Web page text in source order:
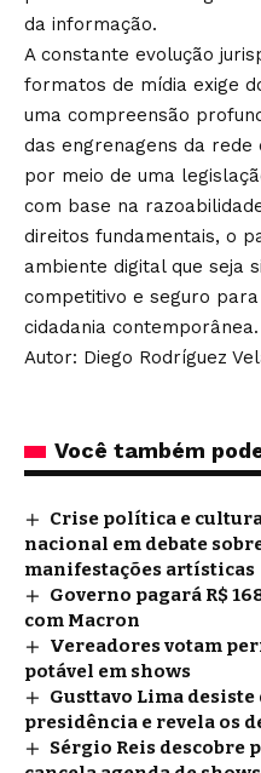
da informação.
A constante evolução
formatos de mídia exige
uma compreensão
das engrenagens da rede
por meio de uma
com base na
direitos fundamentais, o
ambiente digital que seja
competitivo e seguro
cidadania contemporânea.
Autor: Diego Rodríguez
Você também
Crise política e
nacional em debate
manifestações artísticas
Governo pagará R$
com Macron
Vereadores votam
potável em shows
Gusttavo Lima
presidência e revela os
Sérgio Reis descobre